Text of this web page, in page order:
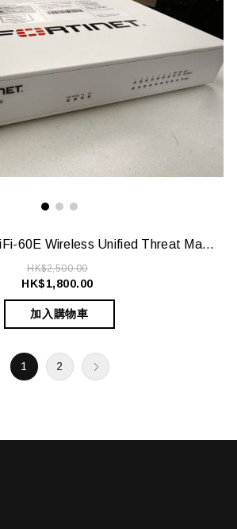
✌️Fortinet FortiWiFi-60E Wireless Unified Threat Management (UTM) Appliance✌️
HK$2,500.00
HK$1,800.00
加入購物車
1 2